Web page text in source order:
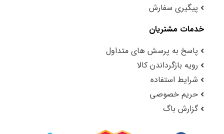
پیگیری سفارش
خدمات مشتریان
پاسخ به پرسش های متداول
رویه بازگرداندن کالا
شرایط استفاده
حریم خصوصی
گزارش باگ